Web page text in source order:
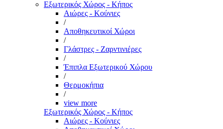
Εξωτερικός Χώρος - Κήπος
Αιώρες - Κούνιες
/
Αποθηκευτικοί Χώροι
/
Γλάστρες - Ζαρντινιέρες
/
Έπιπλα Εξωτερικού Χώρου
/
Θερμοκήπια
/
view more
Εξωτερικός Χώρος - Κήπος
Αιώρες - Κούνιες